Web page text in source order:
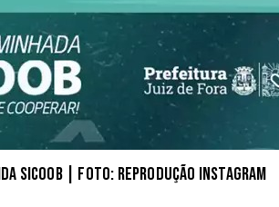
Sicoob | Foto: reprodução instagram